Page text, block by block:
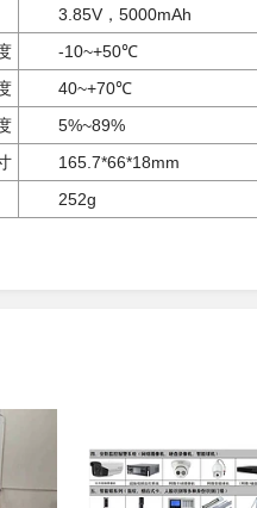
3.85V，5000mAh
-10~+50℃
40~+70℃
5%~89%
165.7*66*18mm
252g